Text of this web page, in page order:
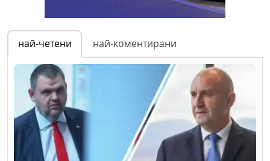
най-четени най-коментирани